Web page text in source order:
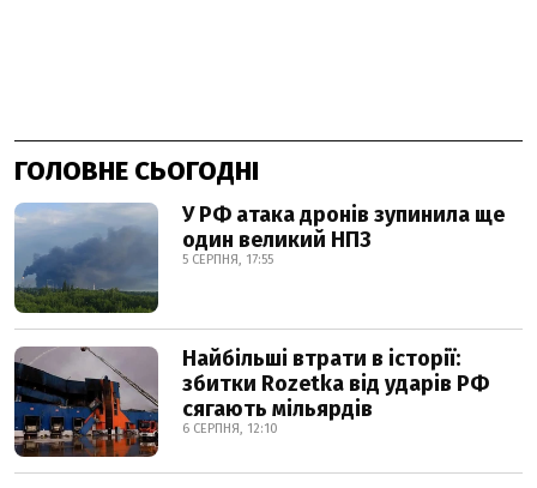
ГОЛОВНЕ СЬОГОДНІ
У РФ атака дронів зупинила ще
один великий НПЗ
5 СЕРПНЯ, 17:55
Найбільші втрати в історії:
збитки Rozetka від ударів РФ
сягають мільярдів
6 СЕРПНЯ, 12:10